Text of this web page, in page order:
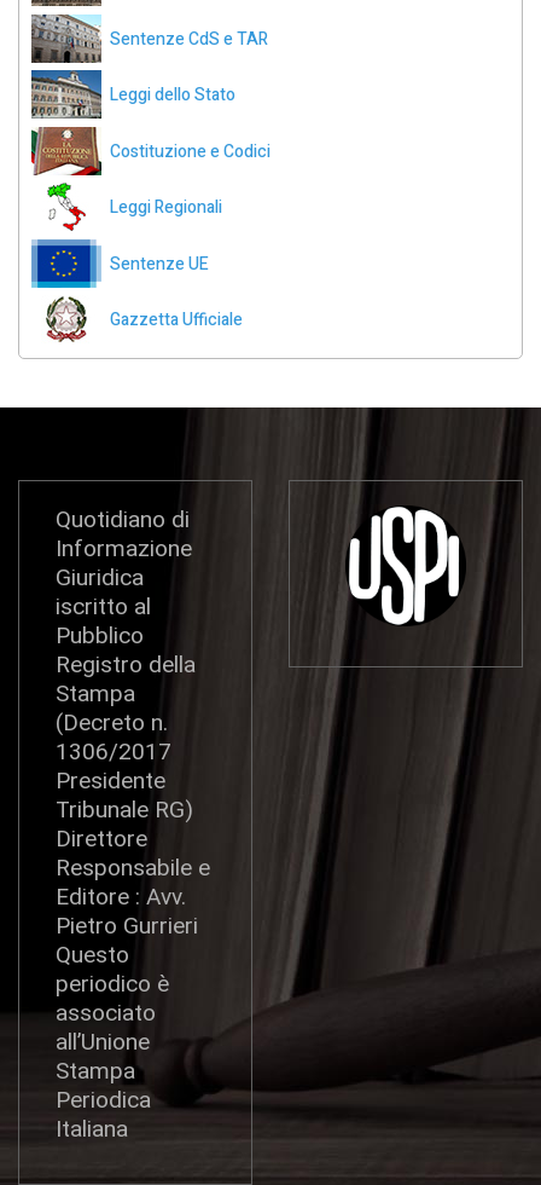
Sentenze CdS e TAR
Leggi dello Stato
Costituzione e Codici
Leggi Regionali
Sentenze UE
Gazzetta Ufficiale
Quotidiano di
Informazione
Giuridica
iscritto al
Pubblico
Registro della
Stampa
(Decreto n.
1306/2017
Presidente
Tribunale RG)
Direttore
Responsabile e
Editore : Avv.
Pietro Gurrieri
Questo
periodico è
associato
all’Unione
Stampa
Periodica
Italiana